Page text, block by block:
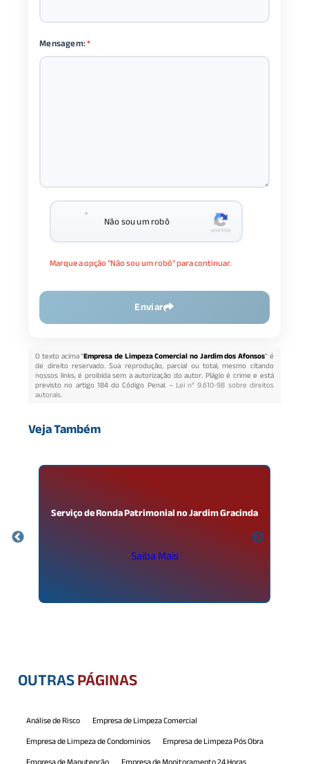
Mensagem:*
Não sou um robô
Marque a opção "Não sou um robô" para continuar.
Enviar
O texto acima "Empresa de Limpeza Comercial no Jardim dos Afonsos" é
de direito reservado. Sua reprodução, parcial ou total, mesmo citando
nossos links, é proibida sem a autorização do autor. Plágio é crime e está
previsto no artigo 184 do Código Penal. – Lei n° 9.610-98 sobre direitos
autorais.
Veja Também
Serviço de Ronda Patrimonial no Jardim Gracinda
Saiba Mais
OUTRASPÁGINAS
Análise de Risco
Empresa de Limpeza Comercial
Empresa de Limpeza de Condominios
Empresa de Limpeza Pós Obra